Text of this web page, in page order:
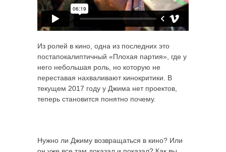
Из ролей в кино, одна из последних это
постапокалиптичный «Плохая партия», где у
него небольшая роль, но которую не
переставая нахваливают кинокритики. В
текущем 2017 году у Джима нет проектов,
теперь становится понятно почему.
Нужно ли Джиму возвращаться в кино? Или